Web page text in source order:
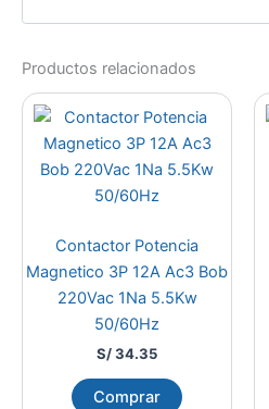
Productos relacionados
Contactor Potencia
Magnetico 3P 12A Ac3 Bob
220Vac 1Na 5.5Kw
50/60Hz
S/34.35
Comprar